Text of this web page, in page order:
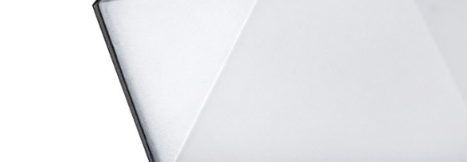
CANDELABRE MODERNE &
APLICE MODERNE
PLAFONIERE MODERNE
LAMPADARE MODERNE